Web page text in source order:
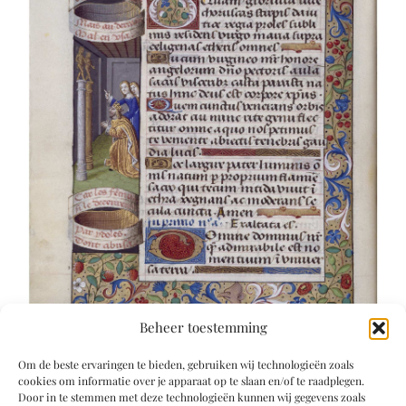
Beheer toestemming
Om de beste ervaringen te bieden, gebruiken wij technologieën zoals
cookies om informatie over je apparaat op te slaan en/of te raadplegen.
Door in te stemmen met deze technologieën kunnen wij gegevens zoals